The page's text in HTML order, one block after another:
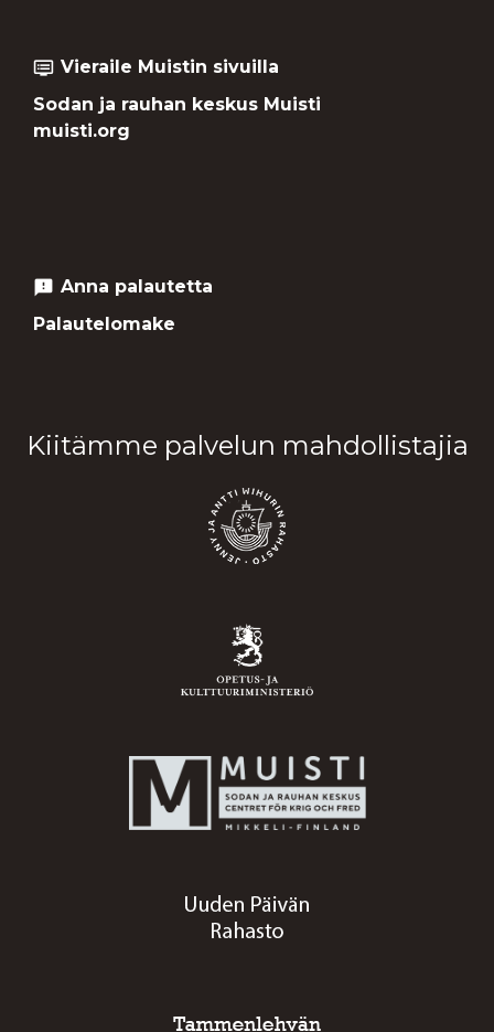
dvr Vieraile Muistin sivuilla
Sodan ja rauhan keskus Muisti
muisti.org
feedback Anna palautetta
Palautelomake
Kiitämme palvelun mahdollistajia